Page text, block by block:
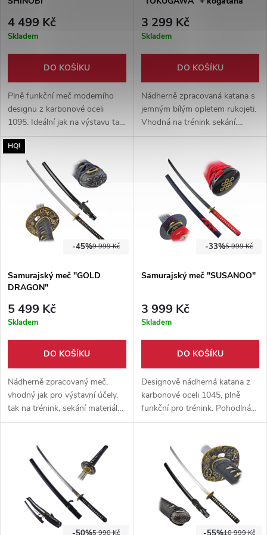
4 499 Kč
Skladem
DO KOŠÍKU
Plně funkční meč moderního
designu z karbonové oceli
1095. Ideální jak na výstavu tak
pro trénink. Kousek, který ocení
každý moderní ninja.
3 299 Kč
Skladem
DO KOŠÍKU
Nádherně zpracovaná katana s
jemným bílým opletem rukojeti.
Vhodná na trénink sekání.
Součástí meče je kogatana
HQ!
9 999 Kč
-45%
Samurajský meč "GOLD
DRAGON"
5 499 Kč
Skladem
DO KOŠÍKU
Nádherně zpracovaný meč,
vhodný jak pro výstavní účely,
tak na trénink, sekání materiálů.
Kvalitní ocel 1060. Z výroby již
5 999 Kč
-33%
Samurajský meč "SUSANOO"
3 999 Kč
Skladem
DO KOŠÍKU
Designově nádherná katana z
karbonové oceli 1045, plně
funkční pro trénink. Pohodlná
rukojeť s červeným opletem,
eko kůží + černý háv.
5 990 Kč 10 999 Kč